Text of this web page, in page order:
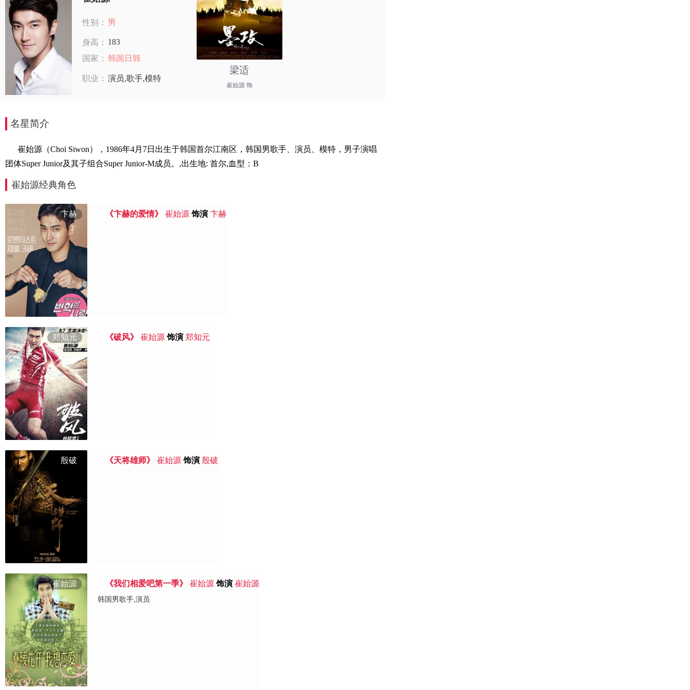
性别： 男
身高： 183
国家： 韩国日韩
职业： 演员,歌手,模特
梁适
崔始源 饰
名星简介
崔始源（Choi Siwon），1986年4月7日出生于韩国首尔江南区，韩国男歌手、演员、模特，男子演唱
团体Super Junior及其子组合Super Junior-M成员。,出生地: 首尔,血型：B
崔始源经典角色
卞赫 《卞赫的爱情》 崔始源 饰演 卞赫
郑知元 《破风》 崔始源 饰演 郑知元
殷破 《天将雄师》 崔始源 饰演 殷破
崔始源 《我们相爱吧第一季》 崔始源 饰演 崔始源
韩国男歌手,演员